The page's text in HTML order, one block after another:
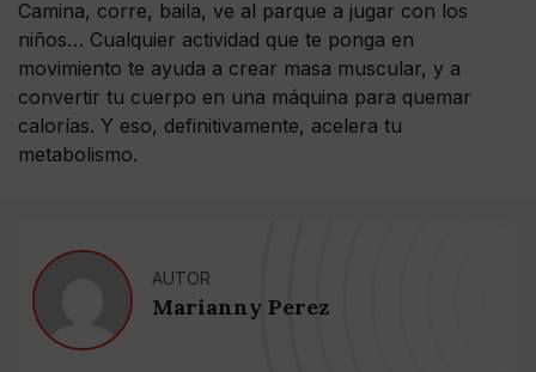
Camina, corre, baila, ve al parque a jugar con los
niños… Cualquier actividad que te ponga en
movimiento te ayuda a crear masa muscular, y a
convertir tu cuerpo en una máquina para quemar
calorías. Y eso, definitivamente, acelera tu
metabolismo.
AUTOR
Marianny Perez